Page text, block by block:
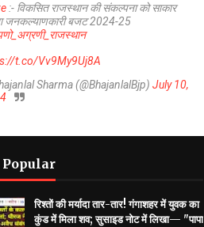
:- विकसित राजस्थान की संकल्पना को साकार
जनकल्याणकारी बजट 2024-25
t.co/Vv9My9Uj8A
Sharma (@BhajanlalBjp) July 10,
रिश्तों की मर्यादा तार-तार! गंगाशहर में युवक का
कुंड में मिला शव; सुसाइड नोट में लिखा— "पापा